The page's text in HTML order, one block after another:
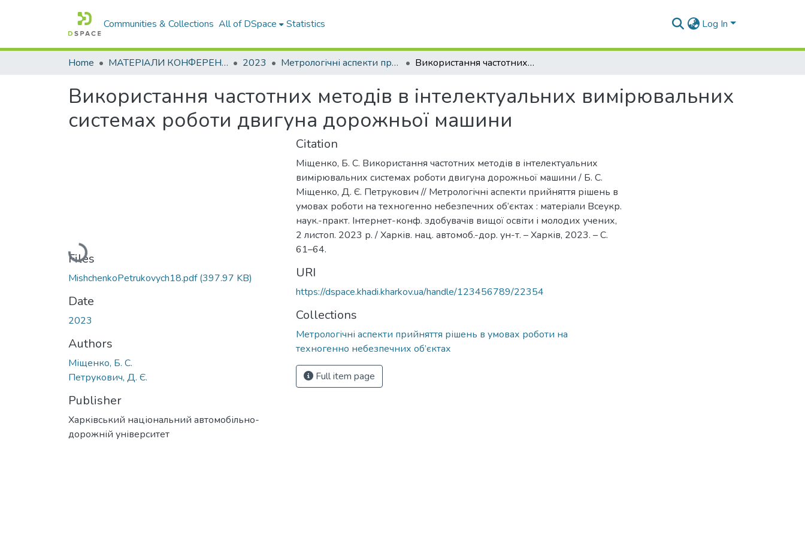
Communities & Collections All of DSpace Statistics Log In
Home МАТЕРІАЛИ КОНФЕРЕНЦІЙ 2023 Метрологічні аспекти прийняття рішень в умовах роботи на техногенно небезпечних об’єктах Використання частотних методів в інтелектуальних вимірювальних системах роботи двигуна дорожньої машини
Використання частотних методів в інтелектуальних вимірювальних
системах роботи двигуна дорожньої машини
Loading...
Files
MishchenkoPetrukovych18.pdf(397.97 KB)
Date
2023
Authors
Міщенко, Б. С.
Петрукович, Д. Є.
Publisher
Харківський національний автомобільно-
дорожній університет
Citation
Міщенко, Б. С. Використання частотних методів в інтелектуальних
вимірювальних системах роботи двигуна дорожньої машини / Б. С.
Міщенко, Д. Є. Петрукович // Метрологічні аспекти прийняття рішень в
умовах роботи на техногенно небезпечних об’єктах : матеріали Всеукр.
наук.-практ. Інтернет-конф. здобувачів вищої освіти і молодих учених,
2 листоп. 2023 р. / Харків. нац. автомоб.-дор. ун-т. – Харків, 2023. – С.
61–64.
URI
https://dspace.khadi.kharkov.ua/handle/123456789/22354
Collections
Метрологічні аспекти прийняття рішень в умовах роботи на
техногенно небезпечних об’єктах
Full item page